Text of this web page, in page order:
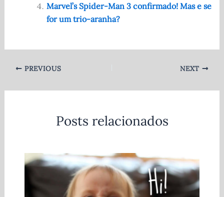
Marvel’s Spider-Man 3 confirmado! Mas e se
for um trio-aranha?
PREVIOUS NEXT
Posts relacionados